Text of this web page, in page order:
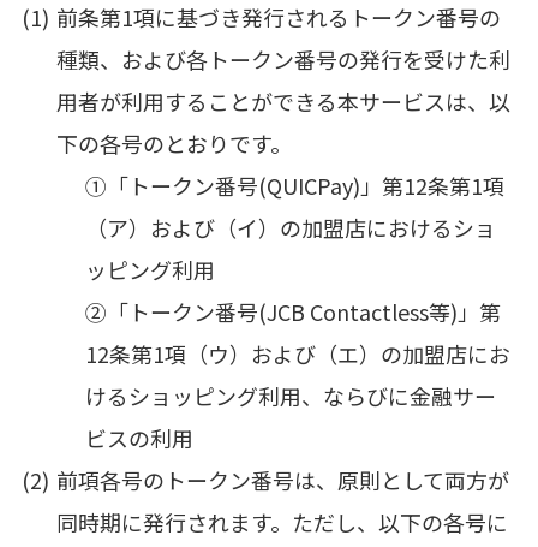
前条第1項に基づき発行されるトークン番号の
種類、および各トークン番号の発行を受けた利
用者が利用することができる本サービスは、以
下の各号のとおりです。
①「トークン番号(QUICPay)」第12条第1項
（ア）および（イ）の加盟店におけるショ
ッピング利用
②「トークン番号(JCB Contactless等)」第
12条第1項（ウ）および（エ）の加盟店にお
けるショッピング利用、ならびに金融サー
ビスの利用
前項各号のトークン番号は、原則として両方が
同時期に発行されます。ただし、以下の各号に